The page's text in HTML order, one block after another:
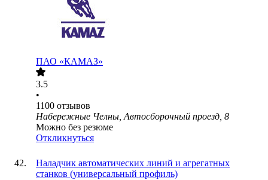
ПАО «КАМАЗ»
3.5
•
1100 отзывов
Набережные Челны, Автосборочный проезд, 8
Можно без резюме
Откликнуться
Наладчик автоматических линий и агрегатных
станков (универсальный профиль)